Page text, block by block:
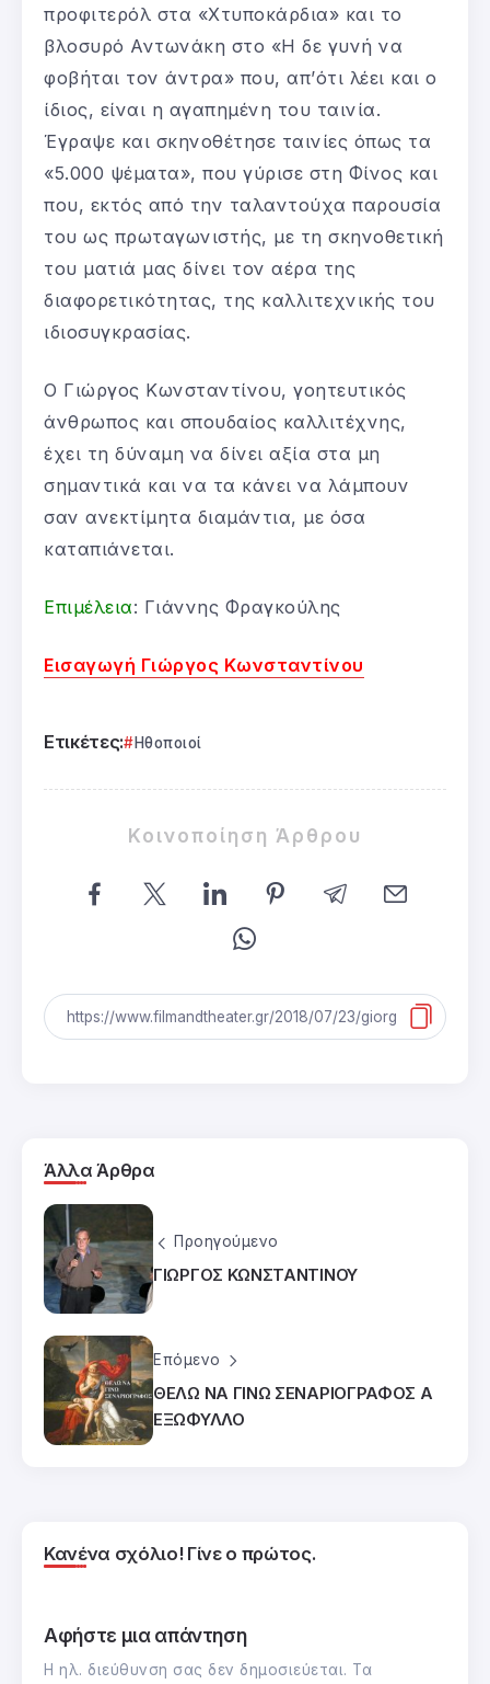
προφιτερόλ στα «Χτυποκάρδια» και το
βλοσυρό Αντωνάκη στο «Η δε γυνή να
φοβήται τον άντρα» που, απ’ότι λέει και ο
ίδιος, είναι η αγαπημένη του ταινία.
Έγραψε και σκηνοθέτησε ταινίες όπως τα
«5.000 ψέματα», που γύρισε στη Φίνος και
που, εκτός από την ταλαντούχα παρουσία
του ως πρωταγωνιστής, με τη σκηνοθετική
του ματιά μας δίνει τον αέρα της
διαφορετικότητας, της καλλιτεχνικής του
ιδιοσυγκρασίας.
Ο Γιώργος Κωνσταντίνου, γοητευτικός
άνθρωπος και σπουδαίος καλλιτέχνης,
έχει τη δύναμη να δίνει αξία στα μη
σημαντικά και να τα κάνει να λάμπουν
σαν ανεκτίμητα διαμάντια, με όσα
καταπιάνεται.
Επιμέλεια: Γιάννης Φραγκούλης
Εισαγωγή Γιώργος Κωνσταντίνου
Ετικέτες: Ηθοποιοί
Κοινοποίηση Άρθρου
Άλλα Άρθρα
Προηγούμενο
ΓΙΩΡΓΟΣ ΚΩΝΣΤΑΝΤΙΝΟΥ
Επόμενο
ΘΕΛΩ ΝΑ ΓΙΝΩ ΣΕΝΑΡΙΟΓΡΑΦΟΣ Α
ΕΞΩΦΥΛΛΟ
Κανένα σχόλιο! Γίνε ο πρώτος.
Αφήστε μια απάντηση
Η ηλ. διεύθυνση σας δεν δημοσιεύεται. Τα